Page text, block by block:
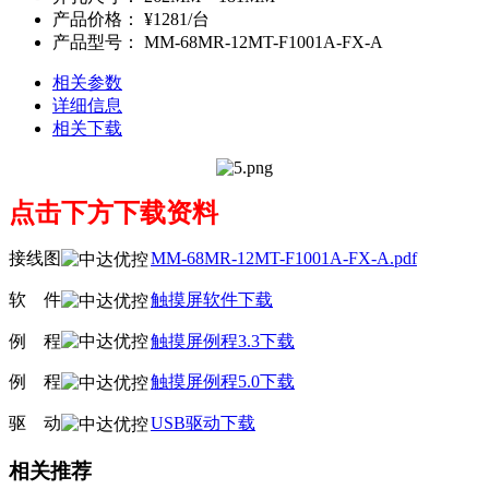
产品价格：
¥1281/台
产品型号：
MM-68MR-12MT-F1001A-FX-A
相关参数
详细信息
相关下载
点击下方下载资料
接线图 MM-68MR-12MT-F1001A-FX-A.pdf
软 件 触摸屏软件下载
例 程 触摸屏例程3.3下载
例 程 触摸屏例程5.0下载
驱 动 USB驱动下载
相关推荐